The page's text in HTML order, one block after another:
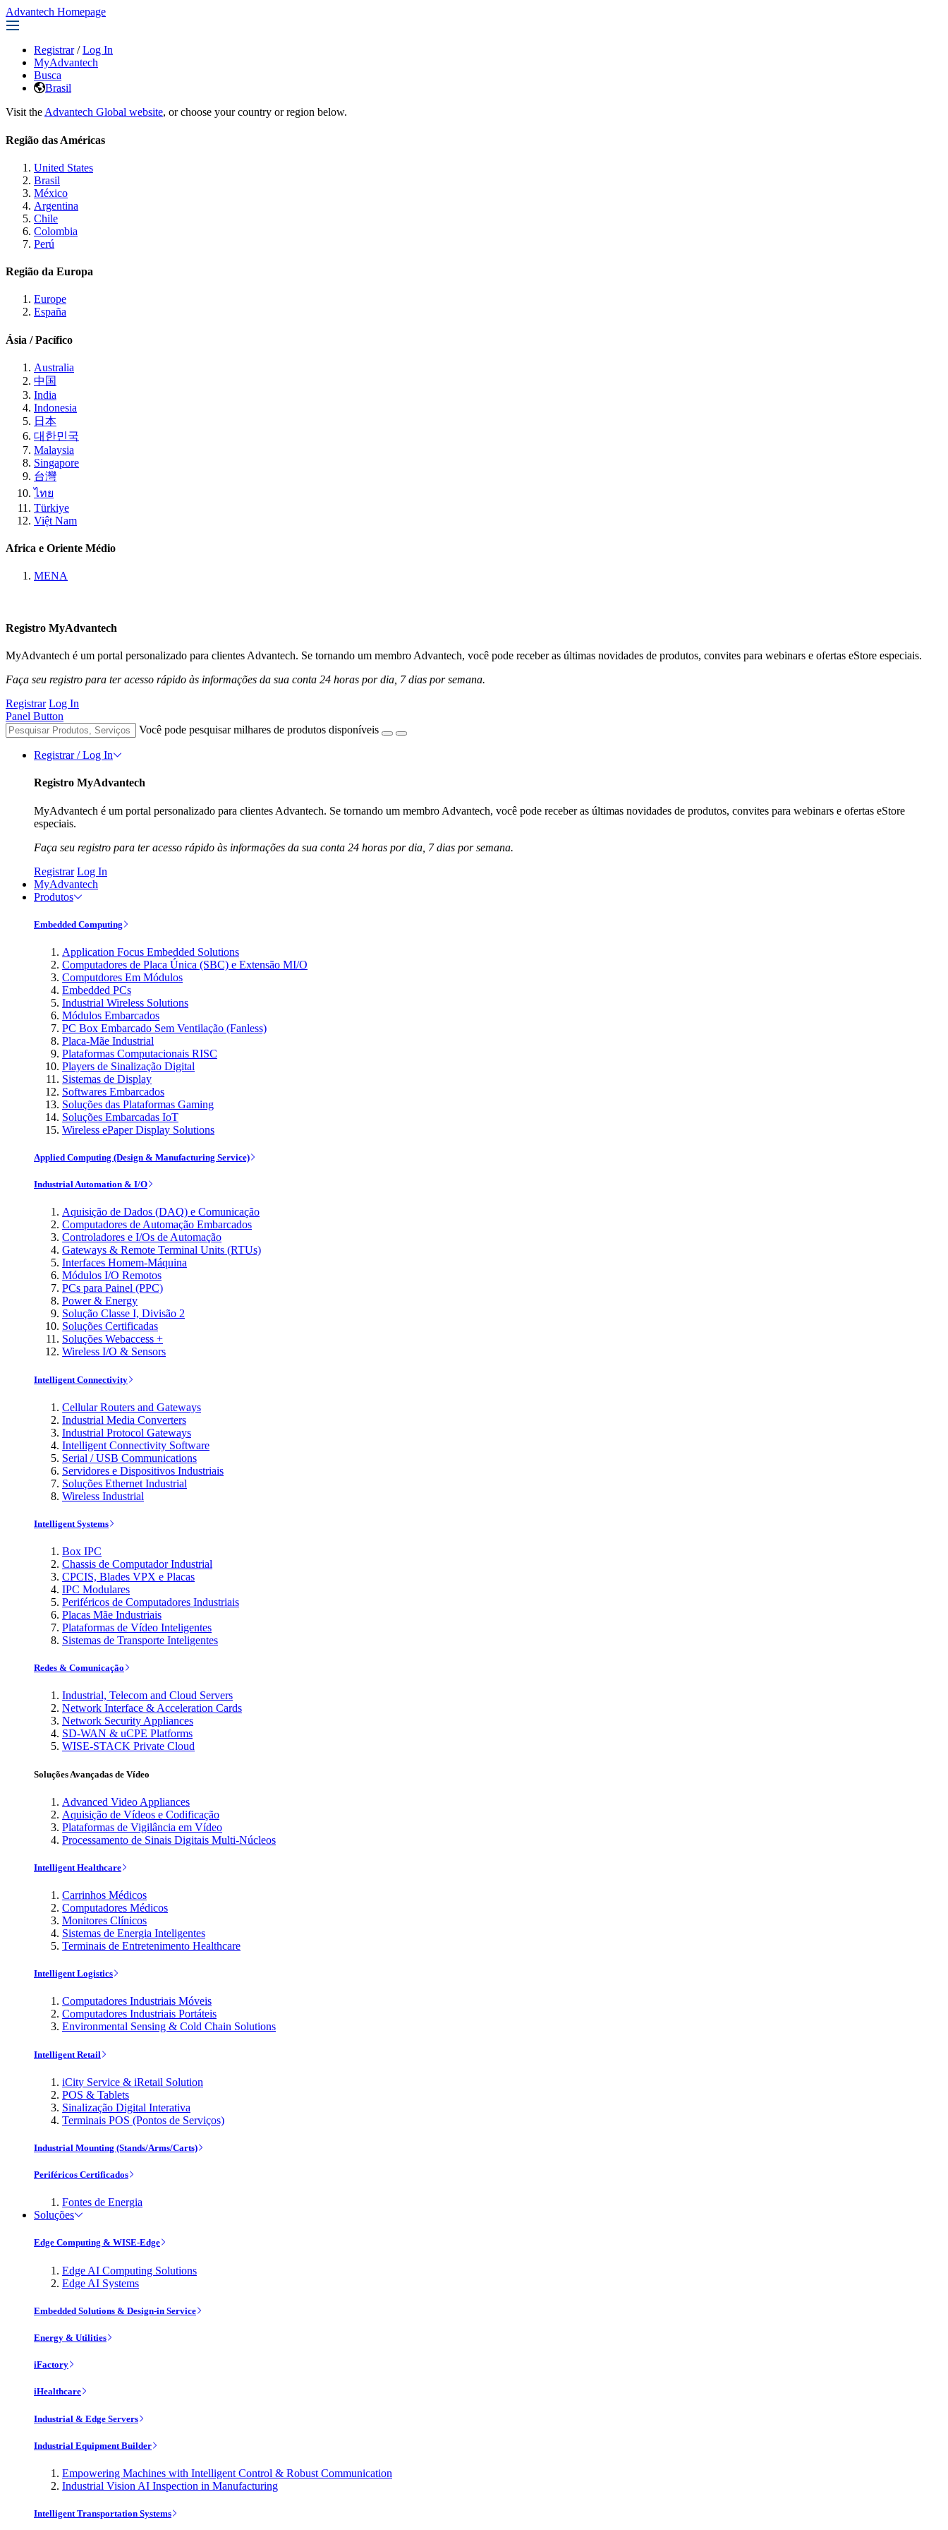
Advantech Homepage
Registrar / Log In
MyAdvantech
Busca
Brasil
Visit the Advantech Global website, or choose your country or region below.
Região das Américas
United States
Brasil
México
Argentina
Chile
Colombia
Perú
Região da Europa
Europe
España
Ásia / Pacífico
Australia
中国
India
Indonesia
日本
대한민국
Malaysia
Singapore
台灣
ไทย
Türkiye
Việt Nam
Africa e Oriente Médio
MENA
Registro MyAdvantech
MyAdvantech é um portal personalizado para clientes Advantech. Se tornando um membro Advantech, você pode receber as últimas novidades de produtos, convites para webinars e ofertas eStore especiais.
Faça seu registro para ter acesso rápido às informações da sua conta 24 horas por dia, 7 dias por semana.
Registrar Log In
Panel Button
Você pode pesquisar milhares de produtos disponíveis
Registrar / Log In
Registro MyAdvantech
MyAdvantech é um portal personalizado para clientes Advantech. Se tornando um membro Advantech, você pode receber as últimas novidades de produtos, convites para webinars e ofertas eStore
especiais.
Faça seu registro para ter acesso rápido às informações da sua conta 24 horas por dia, 7 dias por semana.
Registrar Log In
MyAdvantech
Produtos
Embedded Computing
Application Focus Embedded Solutions
Computadores de Placa Única (SBC) e Extensão MI/O
Computdores Em Módulos
Embedded PCs
Industrial Wireless Solutions
Módulos Embarcados
PC Box Embarcado Sem Ventilação (Fanless)
Placa-Mãe Industrial
Plataformas Computacionais RISC
Players de Sinalização Digital
Sistemas de Display
Softwares Embarcados
Soluções das Plataformas Gaming
Soluções Embarcadas IoT
Wireless ePaper Display Solutions
Applied Computing (Design & Manufacturing Service)
Industrial Automation & I/O
Aquisição de Dados (DAQ) e Comunicação
Computadores de Automação Embarcados
Controladores e I/Os de Automação
Gateways & Remote Terminal Units (RTUs)
Interfaces Homem-Máquina
Módulos I/O Remotos
PCs para Painel (PPC)
Power & Energy
Solução Classe I, Divisão 2
Soluções Certificadas
Soluções Webaccess +
Wireless I/O & Sensors
Intelligent Connectivity
Cellular Routers and Gateways
Industrial Media Converters
Industrial Protocol Gateways
Intelligent Connectivity Software
Serial / USB Communications
Servidores e Dispositivos Industriais
Soluções Ethernet Industrial
Wireless Industrial
Intelligent Systems
Box IPC
Chassis de Computador Industrial
CPCIS, Blades VPX e Placas
IPC Modulares
Periféricos de Computadores Industriais
Placas Mãe Industriais
Plataformas de Vídeo Inteligentes
Sistemas de Transporte Inteligentes
Redes & Comunicação
Industrial, Telecom and Cloud Servers
Network Interface & Acceleration Cards
Network Security Appliances
SD-WAN & uCPE Platforms
WISE-STACK Private Cloud
Soluções Avançadas de Vídeo
Advanced Video Appliances
Aquisição de Vídeos e Codificação
Plataformas de Vigilância em Vídeo
Processamento de Sinais Digitais Multi-Núcleos
Intelligent Healthcare
Carrinhos Médicos
Computadores Médicos
Monitores Clínicos
Sistemas de Energia Inteligentes
Terminais de Entretenimento Healthcare
Intelligent Logistics
Computadores Industriais Móveis
Computadores Industriais Portáteis
Environmental Sensing & Cold Chain Solutions
Intelligent Retail
iCity Service & iRetail Solution
POS & Tablets
Sinalização Digital Interativa
Terminais POS (Pontos de Serviços)
Industrial Mounting (Stands/Arms/Carts)
Periféricos Certificados
Fontes de Energia
Soluções
Edge Computing & WISE-Edge
Edge AI Computing Solutions
Edge AI Systems
Embedded Solutions & Design-in Service
Energy & Utilities
iFactory
iHealthcare
Industrial & Edge Servers
Industrial Equipment Builder
Empowering Machines with Intelligent Control & Robust Communication
Industrial Vision AI Inspection in Manufacturing
Intelligent Transportation Systems